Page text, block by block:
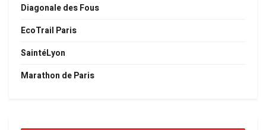
Diagonale des Fous
EcoTrail Paris
SaintéLyon
Marathon de Paris